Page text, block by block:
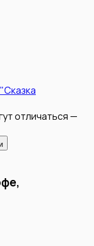
отличаться —